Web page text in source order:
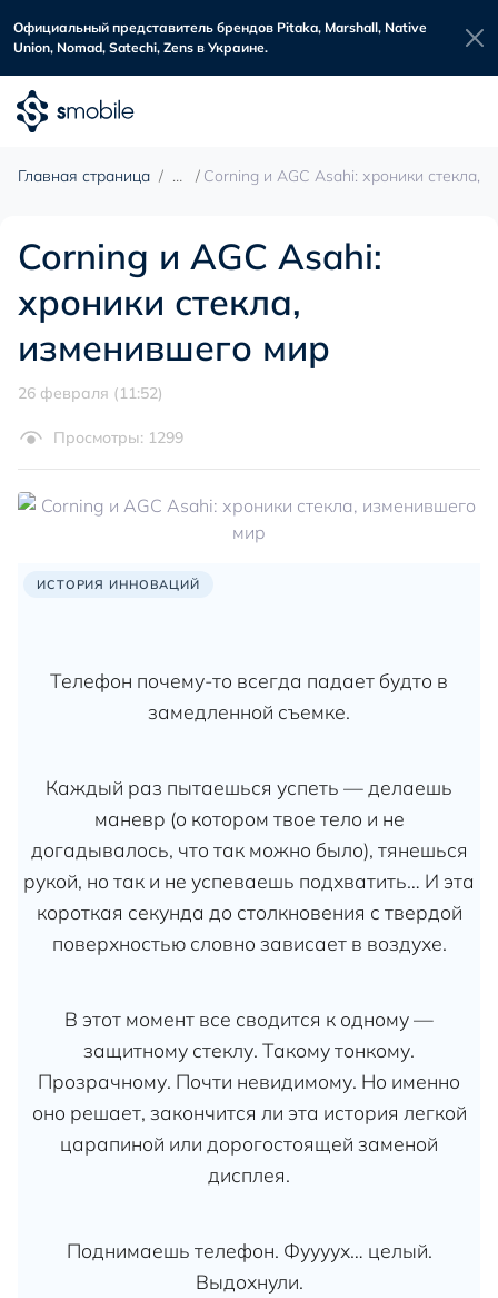
Официальный представитель брендов Pitaka, Marshall, Native
Union, Nomad, Satechi, Zens в Украине.
Главная страница Corning и AGC Asahi: хроники стекла,
Corning и AGC Asahi:
хроники стекла,
изменившего мир
26 февраля (11:52)
Просмотры: 1299
ИСТОРИЯ ИННОВАЦИЙ
Телефон почему-то всегда падает будто в
замедленной съемке.
Каждый раз пытаешься успеть — делаешь
маневр (о котором твое тело и не
догадывалось, что так можно было), тянешься
рукой, но так и не успеваешь подхватить… И эта
короткая секунда до столкновения с твердой
поверхностью словно зависает в воздухе.
В этот момент все сводится к одному —
защитному стеклу. Такому тонкому.
Прозрачному. Почти невидимому. Но именно
оно решает, закончится ли эта история легкой
царапиной или дорогостоящей заменой
дисплея.
Поднимаешь телефон. Фуууух… целый.
Выдохнули.